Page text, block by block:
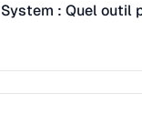
: Quel outil